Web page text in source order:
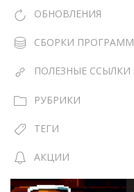
ОБНОВЛЕНИЯ
СБОРКИ ПРОГРАММ
ПОЛЕЗНЫЕ ССЫЛКИ
РУБРИКИ
ТЕГИ
АКЦИИ